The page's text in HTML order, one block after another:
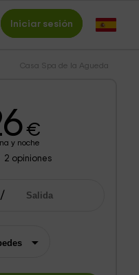
Iniciar sesión
Casa Spa de la Agueda
€
y noche
2 opiniones